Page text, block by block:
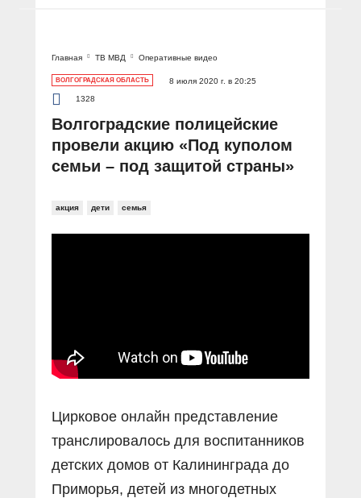
Главная ТВ МВД Оперативные видео
ВОЛГОГРАДСКАЯ ОБЛАСТЬ
8 июля 2020 г. в 20:25
1328
Волгоградские полицейские
провели акцию «Под куполом
семьи – под защитой страны»
акция дети семья
Цирковое онлайн представление
транслировалось для воспитанников
детских домов от Калининграда до
Приморья, детей из многодетных